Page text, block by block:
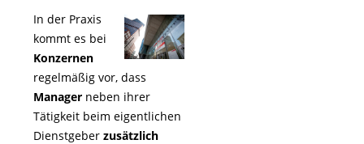
In der Praxis
kommt es bei
Konzernen
regelmäßig vor, dass
Manager neben ihrer
Tätigkeit beim eigentlichen
Dienstgeber zusätzlich